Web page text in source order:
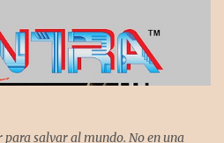
comentarles que necesitamos su
YouTube. Muchas gracias a todos
de podcast y nos dejan
redes. Twitter -
Instagram -
Facebook -
salvar al mundo. No en una